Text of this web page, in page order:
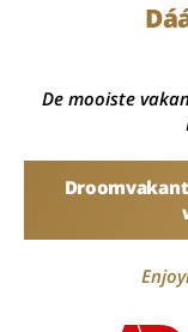
De mooiste